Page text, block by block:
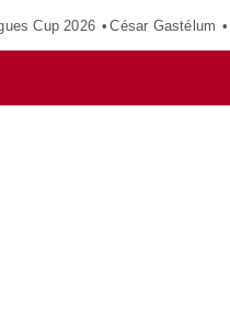
Cup 2026 César Gastélum